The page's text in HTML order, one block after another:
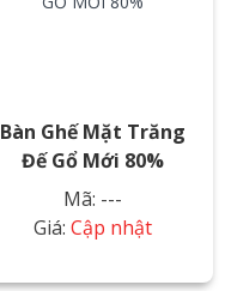
Bàn Ghế Mặt Trăng
Đế Gổ Mới 80%
Mã: ---
Giá: Cập nhật